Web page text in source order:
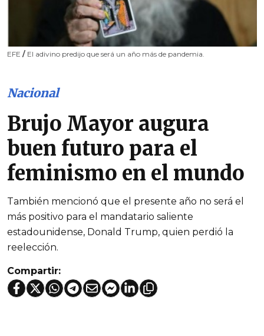
EFE / El adivino predijo que será un año más de pandemia.
Nacional
Brujo Mayor augura
buen futuro para el
feminismo en el mundo
También mencionó que el presente año no será el
más positivo para el mandatario saliente
estadounidense, Donald Trump, quien perdió la
reelección.
Compartir: